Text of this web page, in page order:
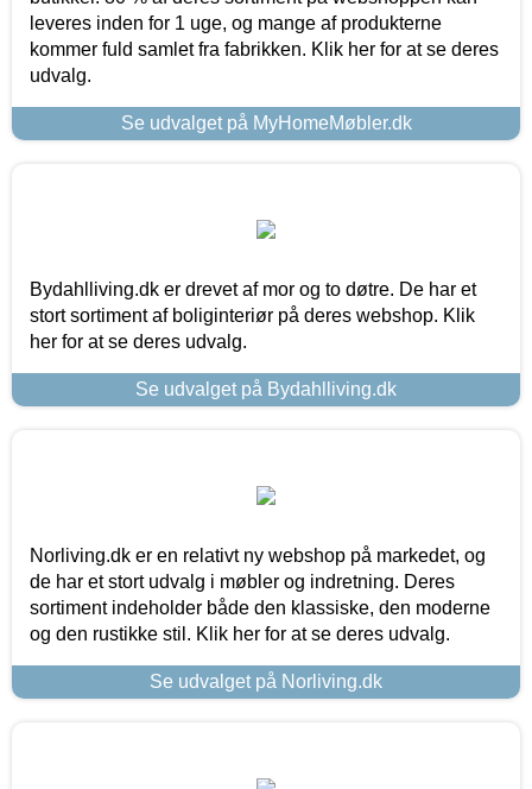
leveres inden for 1 uge, og mange af produkterne
kommer fuld samlet fra fabrikken. Klik her for at se deres
udvalg.
Se udvalget på MyHomeMøbler.dk
Bydahlliving.dk er drevet af mor og to døtre. De har et
stort sortiment af boliginteriør på deres webshop. Klik
her for at se deres udvalg.
Se udvalget på Bydahlliving.dk
Norliving.dk er en relativt ny webshop på markedet, og
de har et stort udvalg i møbler og indretning. Deres
sortiment indeholder både den klassiske, den moderne
og den rustikke stil. Klik her for at se deres udvalg.
Se udvalget på Norliving.dk